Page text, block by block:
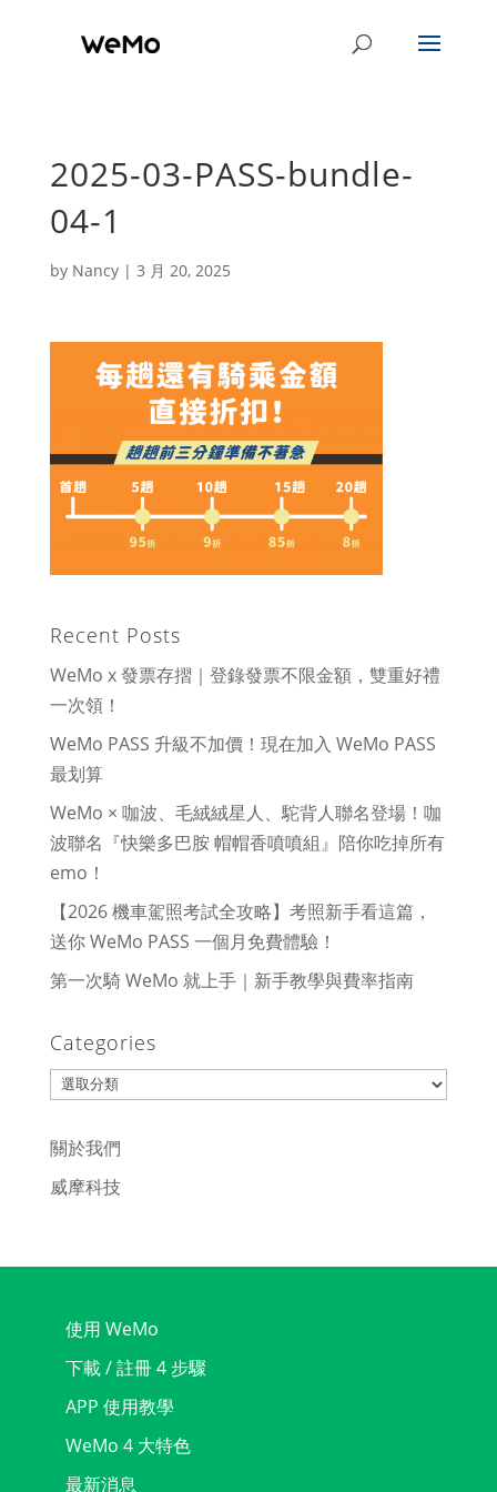
2025-03-PASS-bundle-
04-1
by Nancy| 3 月 20, 2025
Recent Posts
WeMo x 發票存摺｜登錄發票不限金額，雙重好禮
一次領！
WeMo PASS 升級不加價！現在加入 WeMo PASS
最划算
WeMo × 咖波、毛絨絨星人、駝背人聯名登場！咖
波聯名『快樂多巴胺 帽帽香噴噴組』陪你吃掉所有
emo！
【2026 機車駕照考試全攻略】考照新手看這篇，
送你 WeMo PASS 一個月免費體驗！
第一次騎 WeMo 就上手｜新手教學與費率指南
Categories
Categories
關於我們
威摩科技
使用 WeMo
下載 / 註冊 4 步驟
APP 使用教學
WeMo 4 大特色
最新消息